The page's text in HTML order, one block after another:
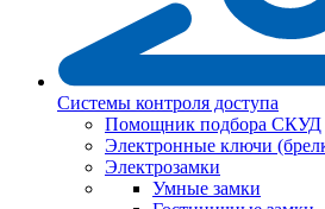
Системы контроля доступа
Помощник подбора СКУД
Электронные ключи
Электрозамки
Умные замки